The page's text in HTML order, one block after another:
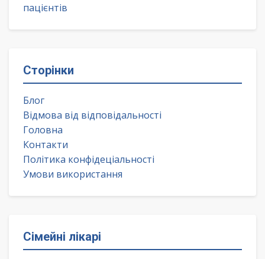
пацієнтів
Сторінки
Блог
Відмова від відповідальності
Головна
Контакти
Політика конфідеціальності
Умови використання
Сімейні лікарі